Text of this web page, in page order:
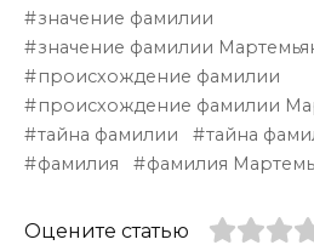
значение фамилии
значение фамилии
происхождение фамилии
происхождение фамилии
тайна фамилии
тайна
фамилия
фамилия
Оцените статью